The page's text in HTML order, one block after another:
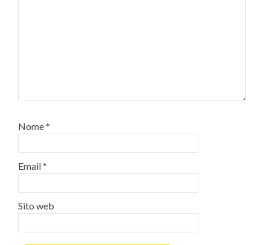
Nome*
Email*
Sito web